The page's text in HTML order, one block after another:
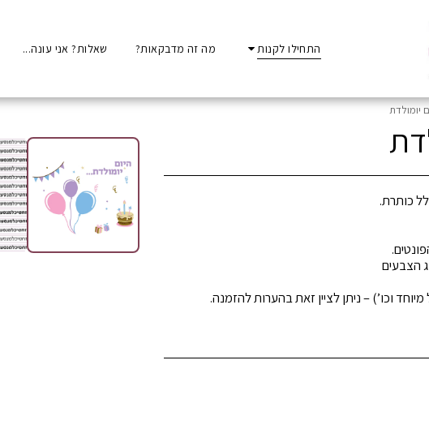
התחילו לקנות מה זה מדבקאות? שאלות? אני עונה...